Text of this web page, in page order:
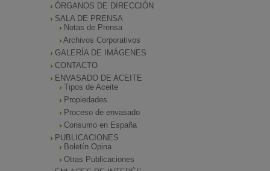
ÓRGANOS DE DIRECCIÓN
SALA DE PRENSA
Notas de Prensa
Archivos Corporativos
GALERÍA DE IMÁGENES
CONTACTO
ENVASADO DE ACEITE
Tipos de Aceite
Propiedades
Proceso de envasado
Consumo en España
PUBLICACIONES
Boletín Opina
Otras Publicaciones